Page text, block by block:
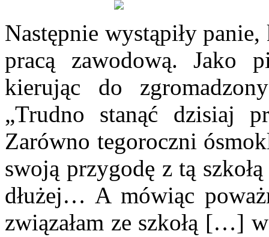
Następnie wystąpiły
pracą zawodową. Jako
kierując do
„Trudno stanąć dzisiaj
Zarówno tegoroczni
swoją przygodę z tą
dłużej… A mówiąc
związałam ze szkołą […]